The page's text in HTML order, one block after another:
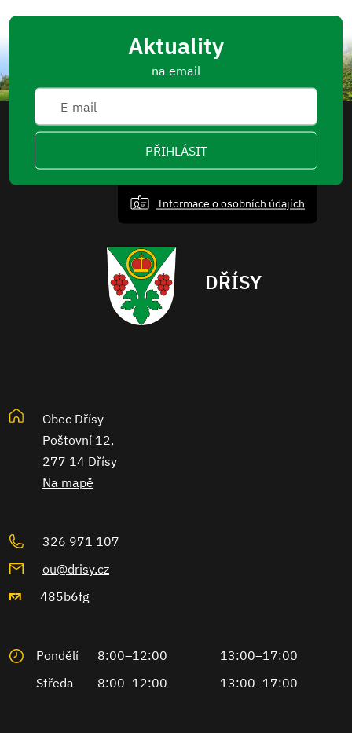
Aktuality
na email
PŘIHLÁSIT
Informace o osobních údajích
DŘÍSY
Obec Dřísy
Poštovní 12,
277 14 Dřísy
Na mapě
326 971 107
ou@drisy.cz
485b6fg
Pondělí 8:00–12:00
13:00–17:00
Středa
8:00–12:00 13:00–17:00